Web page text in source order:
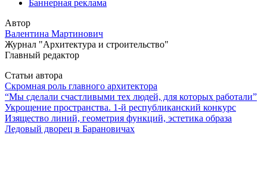
Баннерная реклама
Автор
Валентина Мартинович
Журнал "Архитектура и строительство"
Главный редактор
Статьи автора
Скромная роль главного архитектора
“Мы сделали счастливыми тех людей, для которых работали”
Укрощение пространства. 1-й республиканский конкурс
Изящество линий, геометрия функций, эстетика образа
Ледовый дворец в Барановичах